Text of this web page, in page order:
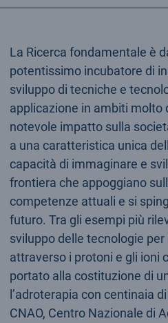
La Ricerca fondamentale è
potentissimo incubatore di
sviluppo di tecniche e
applicazione in ambiti molto
notevole impatto sulla
a una caratteristica unica
capacità di immaginare e
frontiera che appoggiano
competenze attuali e si
futuro. Tra gli esempi più
sviluppo delle tecnologie
attraverso i protoni e gli ioni
portato alla costituzione di
l’adroterapia con centinaia
CNAO, Centro Nazionale di